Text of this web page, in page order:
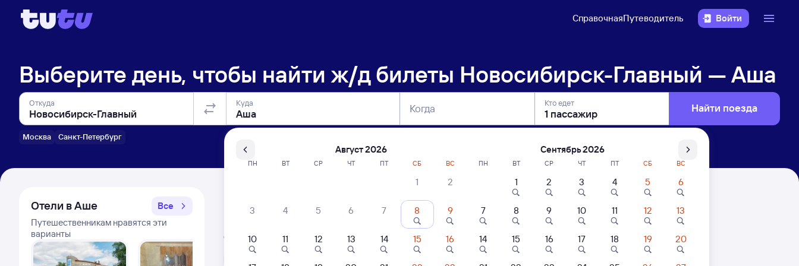
СправочнаяПутеводитель Войти
Выберите день, чтобы найти ж/д билеты Новосибирск-Главный — Аша
Откуда
Москва Санкт-Петербург
Куда Когда Кто едет Найти поезда
Отели в Аше
Все
Путешественникам нравятся эти
варианты
Расписание поездов Новосибирск-Главный — Аша
Расписание поездов Аша — Новосибирск-Главный
Открыта продажа билетов на 6 ноября. Отправление и прибытие по местному времени. Цены за 1 пассажира
Тип вагона
Август 2026
ПН ВТ СР ЧТ ПТ СБ ВС
1 2
3 4 5 6 7 8 9
10 11 12 13 14 15 16
Сентябрь 2026
ПН ВТ СР ЧТ ПТ СБ ВС
1 2 3 4 5 6
7 8 9 10 11 12 13
14 15 16 17 18 19 20